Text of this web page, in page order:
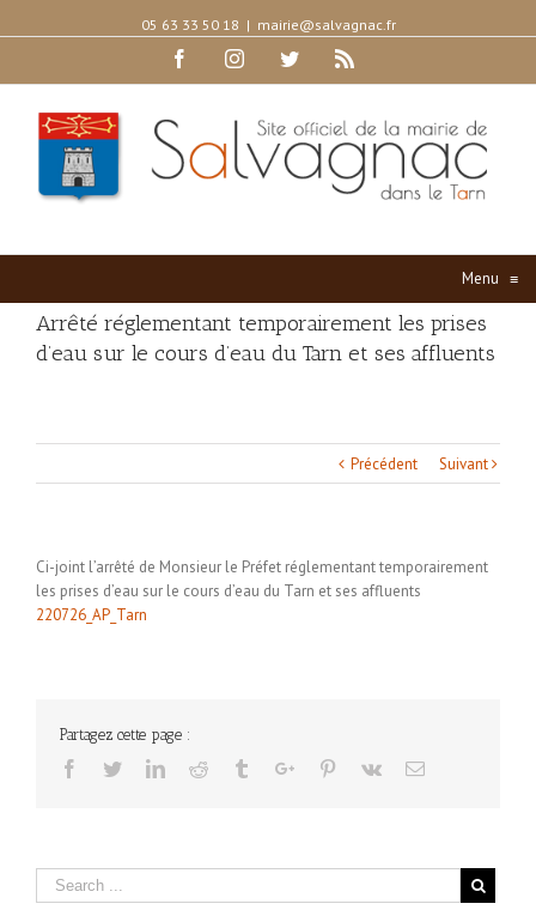
05 63 33 50 18 | mairie@salvagnac.fr
FacebookInstagramTwitter
Menu ≡
Arrêté réglementant temporairement les prises
d’eau sur le cours d’eau du Tarn et ses affluents
Précédent Suivant
Ci-joint l’arrêté de Monsieur le Préfet réglementant temporairement
les prises d’eau sur le cours d’eau du Tarn et ses affluents
220726_AP_Tarn
Partagez cette page :
Facebook
TwitterLinkedinReddit TumblrGoogle+Pinterest
Vk Email